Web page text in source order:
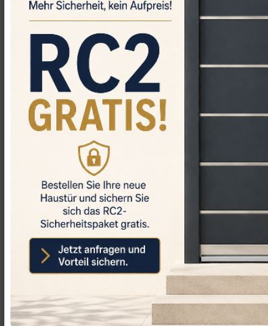
Ug = 0,6 W/m²K
Uf = 1,2 W/m²K
Uw= 1,0 W/m²K
Das 5-Kammer-Profil der
Kellerfenster mit einer Bautiefe von
70 mm gewährleistet Ihnen einen
optimalen Wärmeschutz und eine
hervorragende Isolierung.
Die Kunststofffenster verfügen über
einen starken Stahlkern im Inneren
des Profils. Dieser sorgt für Stabilität
und Sicherheit - selbst bei starken
Belastungen.
Die klassische Form des Profils
sorgt für ein angenehmes und
gewohntes Erscheinungsbild.
Fenster verfügt über eine Dreh-
und Kippfunktion
Der Rahmen und der Flügel des
Fensters sind weiß.
Die angegebenen Maße sind die
Rahmen-Außenmaße !
An jedem Fenster befindet sich ein
Fensterbankanschluss-Profil (FBA).
Mit einer Höhe von 30 mm dient
dieses der besseren Aufnahme einer
Fensterbank aus Holz / Kunststoff
von innen oder einer Fensterbank
Diese Leiste kann jedoch
problemlos entfernt und angebracht
werden.